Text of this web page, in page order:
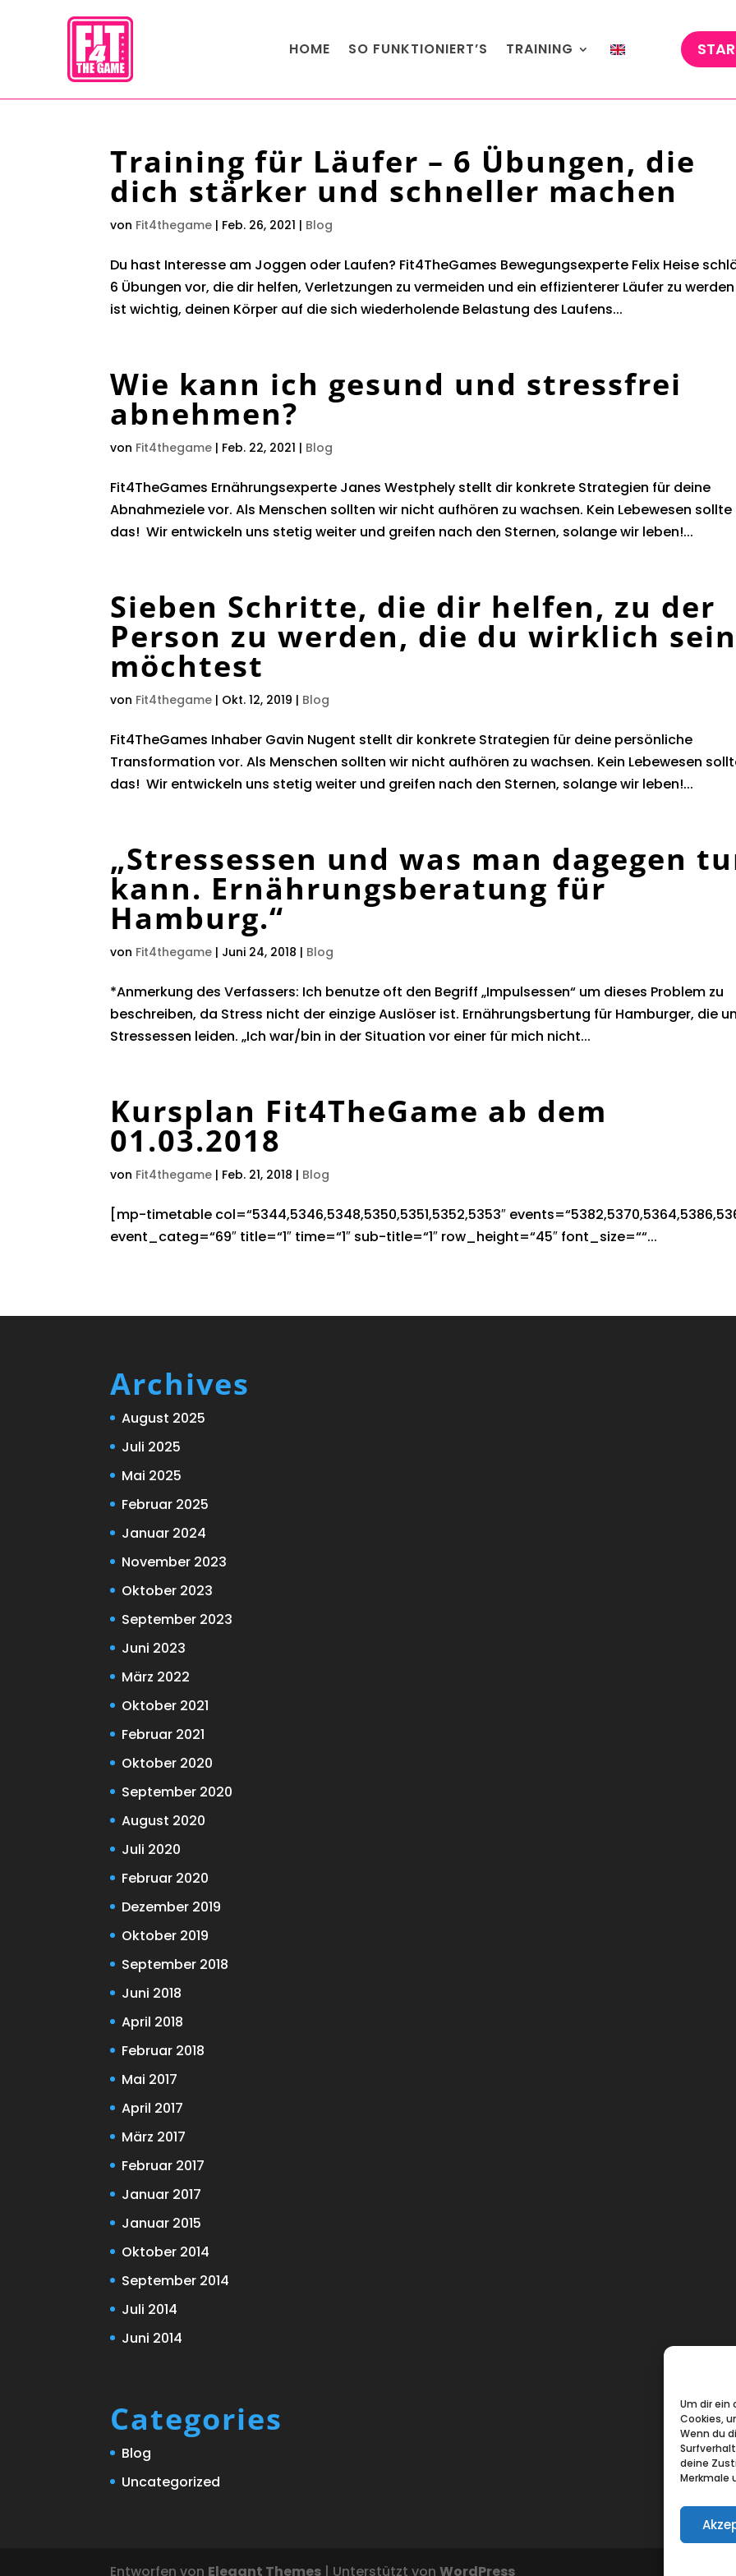
Um dir ein
Cookies,
Wenn du
deine
Merkmale
HOME SO FUNKTIONIERT’S TRAINING
Training für Läufer – 6 Übungen, die
dich stärker und schneller machen
von Fit4thegame | Feb. 26, 2021 | Blog
Du hast Interesse am Joggen oder Laufen? Fit4TheGames Bewegungsexperte Felix Heise
6 Übungen vor, die dir helfen, Verletzungen zu vermeiden und ein effizienterer Läufer zu werden
ist wichtig, deinen Körper auf die sich wiederholende Belastung des Laufens...
Wie kann ich gesund und stressfrei
abnehmen?
von Fit4thegame | Feb. 22, 2021 | Blog
Fit4TheGames Ernährungsexperte Janes Westphely stellt dir konkrete Strategien für deine
Abnahmeziele vor. Als Menschen sollten wir nicht aufhören zu wachsen. Kein Lebewesen sollte
das! Wir entwickeln uns stetig weiter und greifen nach den Sternen, solange wir leben!...
Sieben Schritte, die dir helfen, zu der
Person zu werden, die du wirklich
möchtest
von Fit4thegame | Okt. 12, 2019 | Blog
Fit4TheGames Inhaber Gavin Nugent stellt dir konkrete Strategien für deine persönliche
Transformation vor. Als Menschen sollten wir nicht aufhören zu wachsen. Kein Lebewesen
das! Wir entwickeln uns stetig weiter und greifen nach den Sternen, solange wir leben!...
„Stressessen und was man dagegen
kann. Ernährungsberatung für
Hamburg.“
von Fit4thegame | Juni 24, 2018 | Blog
*Anmerkung des Verfassers: Ich benutze oft den Begriff „Impulsessen“ um dieses Problem zu
beschreiben, da Stress nicht der einzige Auslöser ist. Ernährungsbertung für Hamburger, die
Stressessen leiden. „Ich war/bin in der Situation vor einer für mich nicht...
Kursplan Fit4TheGame ab dem
01.03.2018
von Fit4thegame | Feb. 21, 2018 | Blog
[mp-timetable col=“5344,5346,5348,5350,5351,5352,5353″
event_categ=“69″ title=“1″ time=“1″ sub-title=“1″ row_height=“45″ font_size=““...
Archives
August 2025
Juli 2025
Mai 2025
Februar 2025
Januar 2024
November 2023
Oktober 2023
September 2023
Juni 2023
März 2022
Oktober 2021
Februar 2021
Oktober 2020
September 2020
August 2020
Juli 2020
Februar 2020
Dezember 2019
Oktober 2019
September 2018
Juni 2018
April 2018
Februar 2018
Mai 2017
April 2017
März 2017
Februar 2017
Januar 2017
Januar 2015
Oktober 2014
September 2014
Juli 2014
Juni 2014
Categories
Blog
Uncategorized
Entworfen von Elegant Themes | Unterstützt vonWordPress